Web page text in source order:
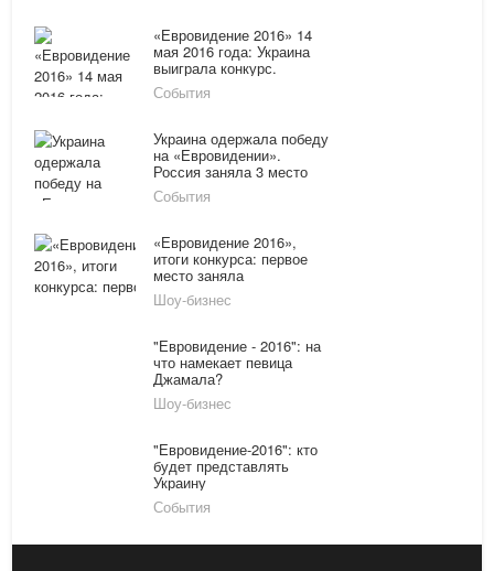
«Евровидение 2016» 14
мая 2016 года: Украина
выиграла конкурс.
Смотреть выступление
Джамалы
События
Украина одержала победу
на «Евровидении».
Россия заняла 3 место
События
«Евровидение 2016»,
итоги конкурса: первое
место заняла
представительница
Украины, Лазарев стал
Шоу-бизнес
"Евровидение - 2016": на
что намекает певица
Джамала?
Шоу-бизнес
"Евровидение-2016": кто
будет представлять
Украину
События